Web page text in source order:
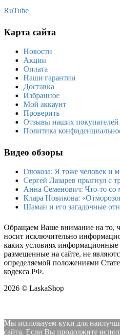
RuTube
Карта сайта
Новости
Акции
Оплата
Наши гарантии
Доставка
Избранное
Мой аккаунт
Проверить
Отзывы наших покупателей
Политика
Видео обзоры
Глюкоза: Я тоже человек и
Сергей Лазарев прыгнул с
Анна Семенович: Что-то со
Клара Новикова:
Шаман и его загадочные
Обращаем Ваше внимание на то,
носит исключительно
каких условиях
размещенные на сайте, не
определяемой положениями
кодекса РФ.
2026 © LaskaShop
Мы используем куки для
сайта. Если Вы продолжите